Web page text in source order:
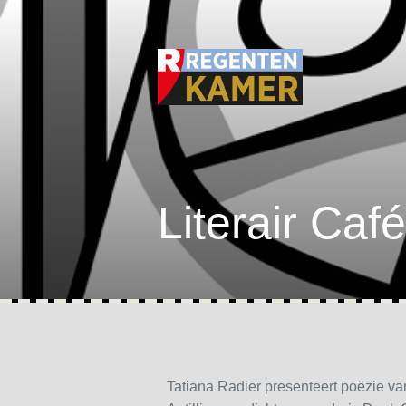
Literair
Tatiana Radier presenteert poëzie